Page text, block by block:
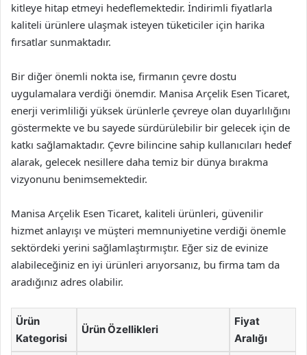
kitleye hitap etmeyi hedeflemektedir. İndirimli fiyatlarla
kaliteli ürünlere ulaşmak isteyen tüketiciler için harika
fırsatlar sunmaktadır.
Bir diğer önemli nokta ise, firmanın çevre dostu
uygulamalara verdiği önemdir. Manisa Arçelik Esen Ticaret,
enerji verimliliği yüksek ürünlerle çevreye olan duyarlılığını
göstermekte ve bu sayede sürdürülebilir bir gelecek için de
katkı sağlamaktadır. Çevre bilincine sahip kullanıcıları hedef
alarak, gelecek nesillere daha temiz bir dünya bırakma
vizyonunu benimsemektedir.
Manisa Arçelik Esen Ticaret, kaliteli ürünleri, güvenilir
hizmet anlayışı ve müşteri memnuniyetine verdiği önemle
sektördeki yerini sağlamlaştırmıştır. Eğer siz de evinize
alabileceğiniz en iyi ürünleri arıyorsanız, bu firma tam da
aradığınız adres olabilir.
Ürün
Kategorisi
Ürün Özellikleri
Fiyat
Aralığı